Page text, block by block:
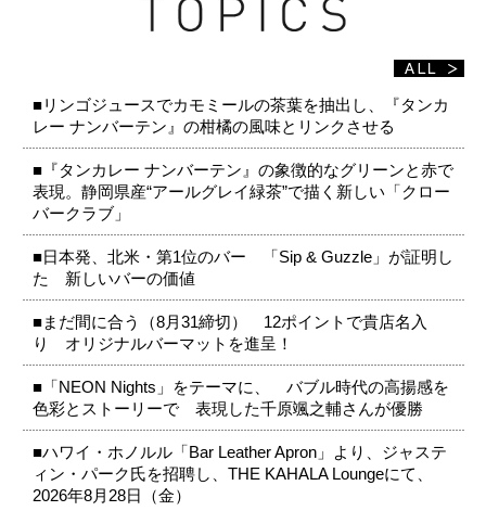
■リンゴジュースでカモミールの茶葉を抽出し、『タンカ
レー ナンバーテン』の柑橘の風味とリンクさせる
■『タンカレー ナンバーテン』の象徴的なグリーンと赤で
表現。静岡県産“アールグレイ緑茶”で描く新しい「クロー
バークラブ」
■日本発、北米・第1位のバー 「Sip & Guzzle」が証明し
た 新しいバーの価値
■まだ間に合う（8月31締切） 12ポイントで貴店名入
り オリジナルバーマットを進呈！
■「NEON Nights」をテーマに、 バブル時代の高揚感を
色彩とストーリーで 表現した千原颯之輔さんが優勝
■ハワイ・ホノルル「Bar Leather Apron」より、ジャステ
ィン・パーク氏を招聘し、THE KAHALA Loungeにて、
2026年8月28日（金）